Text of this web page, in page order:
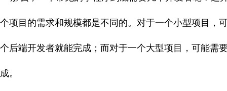
个项目的需求和规模都是不同的。对于一个小型项目，
个后端开发者就能完成；而对于一个大型项目，可能需
成。